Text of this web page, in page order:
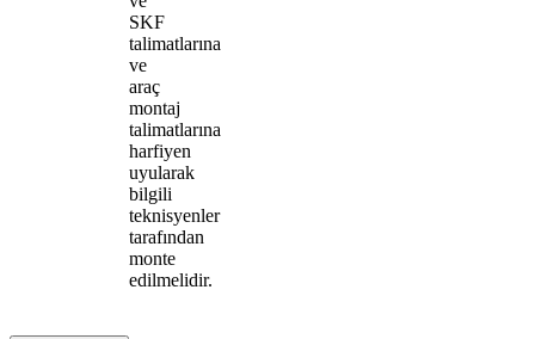
SKF
talimatlarına
ve
araç
montaj
talimatlarına
harfiyen
uyularak
bilgili
teknisyenler
tarafından
monte
edilmelidir.